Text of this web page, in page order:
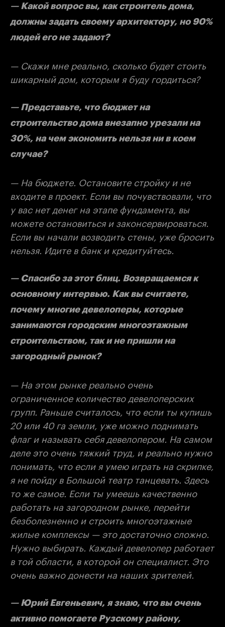
— Какой вопрос вы, как строитель дома,
должны задать своему архитектору, но 90%
людей его не задают?
— Скажи мне реально, сколько будет стоить
шикарный дом, которым я буду гордиться?
— Представьте, что бюджет на
строительство дома внезапно урезали на
30%, на чем экономить нельзя ни в коем
случае?
— На бюджете. Остановите стройку и не
входите в проект. Если вы почувствовали, что
у вас нет денег на этапе фундамента, вы
можете остановиться и законсервироваться.
Если вы начали возводить стены, уже бросить
нельзя. Идите в банк и кредитуйтесь.
— Спасибо за этот блиц. Возвращаемся к
основному интервью. Как вы считаете,
почему многие девелоперы, которые
занимаются городским многоэтажным
строительством, так и не пришли на
загородный рынок?
— На этом рынке реально очень
ограниченное количество девелоперских
групп. Раньше считалось, что если ты купишь
20 или 40 га земли, уже можно поднимать
флаг и называть себя девелопером. На самом
деле это очень тяжкий труд, и реально нужно
понимать, что если я умею играть на скрипке,
я не пойду в Большой театр танцевать. Здесь
то же самое. Если ты умеешь качественно
работать на загородном рынке, перейти
безболезненно и строить многоэтажные
жилые комплексы — это достаточно сложно.
Нужно выбирать. Каждый девелопер работает
в той области, в которой он специалист. Это
очень важно донести на наших зрителей.
— Юрий Евгеньевич, я знаю, что вы очень
активно помогаете Рузскому району,